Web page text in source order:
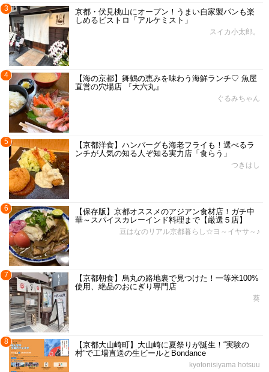
3
京都・伏見桃山にオープン！うまい自家製パンも楽
しめるビストロ「アルケミスト」
スイカ小太郎。
4
【海の京都】舞鶴の恵みを味わう海鮮ランチ♡ 魚屋
直営の穴場店 『大六丸』
ぐるみちゃん
5
【京都洋食】ハンバーグも海老フライも！選べるラ
ンチが人気の知る人ぞ知る実力店「食らう」
つきはし
6
【保存版】京都オススメのアジアン食材店！ガチ中
華～スパイスカレーインド料理まで【厳選５店】
豆はなのリアル京都暮らし☆ヨ～イヤサ～♪
7
【京都朝食】烏丸の路地裏で見つけた！一等米100%
使用、絶品のおにぎり専門店
葵
8
【京都大山崎町】大山崎に夏祭りが誕生！“実験の
村”で工場直送の生ビールとBondance
kyotonisiyama hotsuu